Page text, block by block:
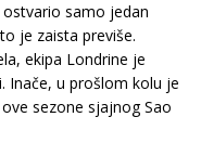
samo jedan
je zaista previše.
ekipa Londrine je
Inače, u prošlom kolu je
sezone sjajnog Sao